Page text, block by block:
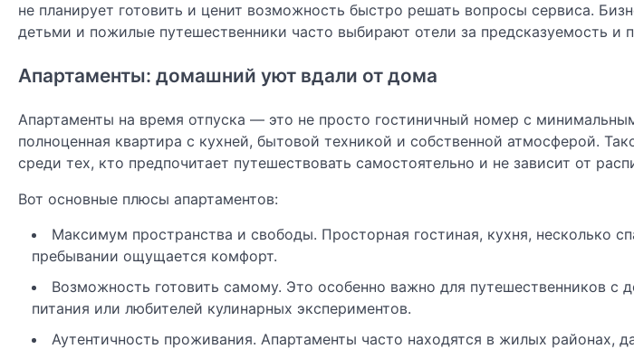
не планирует готовить и ценит возможность быстро решать вопросы сервиса.
детьми и пожилые путешественники часто выбирают отели за предсказуемость и
Апартаменты: домашний уют вдали от дома
Апартаменты на время отпуска — это не просто гостиничный номер с
полноценная квартира с кухней, бытовой техникой и собственной атмосферой.
среди тех, кто предпочитает путешествовать самостоятельно и не зависит от
Вот основные плюсы апартаментов:
Максимум пространства и свободы. Просторная гостиная, кухня, несколько
пребывании ощущается комфорт.
Возможность готовить самому. Это особенно важно для путешественников с
питания или любителей кулинарных экспериментов.
Аутентичность проживания. Апартаменты часто находятся в жилых районах,